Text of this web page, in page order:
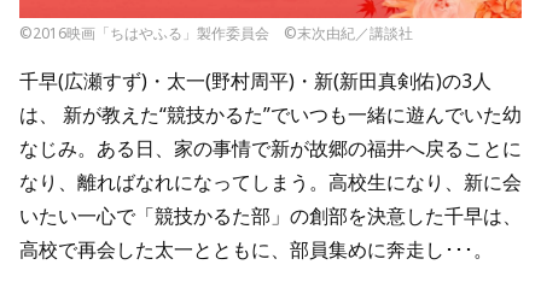
©2016映画「ちはやふる」製作委員会 ©末次由紀／講談社
千早(広瀬すず)・太一(野村周平)・新(新田真剣佑)の3人
は、 新が教えた“競技かるた”でいつも一緒に遊んでいた幼
なじみ。ある日、家の事情で新が故郷の福井へ戻ることに
なり、離ればなれになってしまう。高校生になり、新に会
いたい一心で「競技かるた部」の創部を決意した千早は、
高校で再会した太一とともに、部員集めに奔走し･･･。